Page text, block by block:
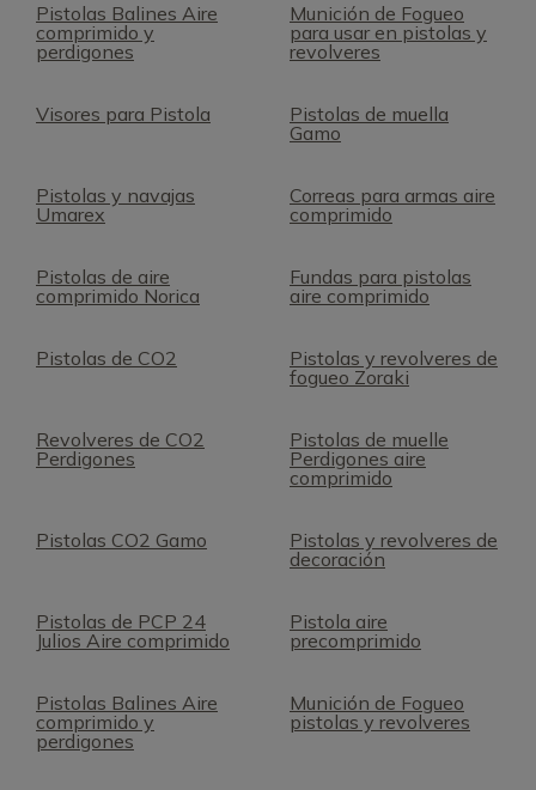
Pistolas Balines Aire
comprimido y
perdigones
Munición de Fogueo
para usar en pistolas y
revolveres
Visores para Pistola
Pistolas de muella
Gamo
Pistolas y navajas
Umarex
Correas para armas aire
comprimido
Pistolas de aire
comprimido Norica
Fundas para pistolas
aire comprimido
Pistolas de CO2
Pistolas y revolveres de
fogueo Zoraki
Revolveres de CO2
Perdigones
Pistolas de muelle
Perdigones aire
comprimido
Pistolas CO2 Gamo
Pistolas y revolveres de
decoración
Pistolas de PCP 24
Julios Aire comprimido
Pistola aire
precomprimido
Pistolas Balines Aire
comprimido y
perdigones
Munición de Fogueo
pistolas y revolveres